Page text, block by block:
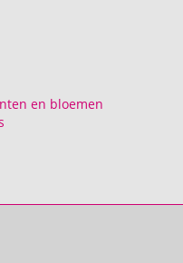
en bloemen